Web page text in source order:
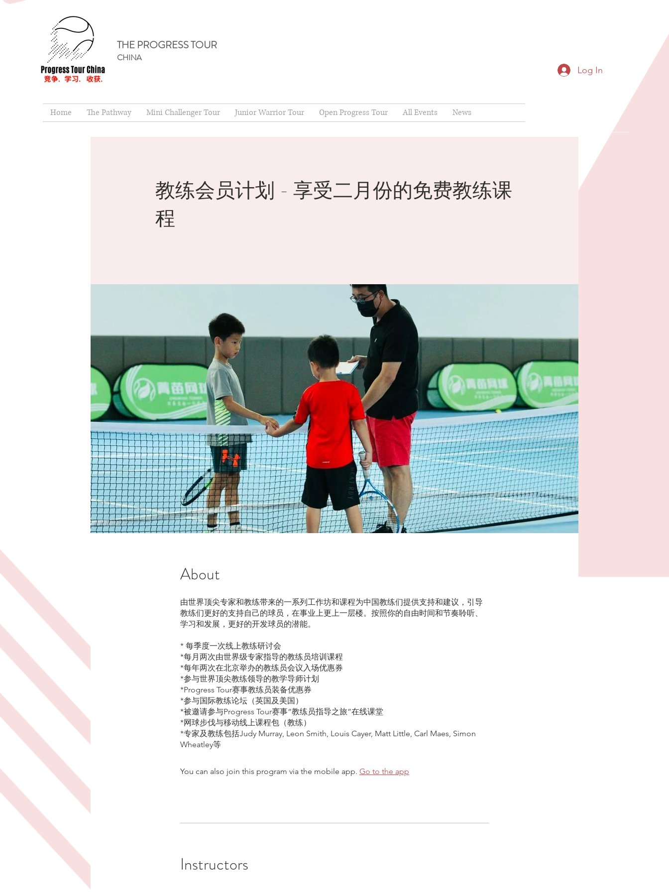
THE PROGRESS TOUR
CHINA
Log In
Home The Pathway Mini Challenger Tour Junior Warrior Tour Open Progress Tour All Events News
教练会员计划 - 享受二月份的免费教练课
程
About
由世界顶尖专家和教练带来的一系列工作坊和课程为中国教练们提供支持和建议，引导
教练们更好的支持自己的球员，在事业上更上一层楼。按照你的自由时间和节奏聆听、
学习和发展，更好的开发球员的潜能。
* 每季度一次线上教练研讨会
*每月两次由世界级专家指导的教练员培训课程
*每年两次在北京举办的教练员会议入场优惠券
*参与世界顶尖教练领导的教学导师计划
*Progress Tour赛事教练员装备优惠券
*参与国际教练论坛（英国及美国）
*被邀请参与Progress Tour赛事“教练员指导之旅”在线课堂
*网球步伐与移动线上课程包（教练）
*专家及教练包括Judy Murray, Leon Smith, Louis Cayer, Matt Little, Carl Maes, Simon
Wheatley等
You can also join this program via the mobile app. Go to the app
Instructors